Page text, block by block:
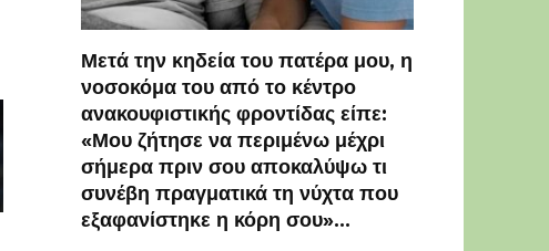
Μετά την κηδεία του πατέρα μου, η
νοσοκόμα του από το κέντρο
ανακουφιστικής φροντίδας είπε:
«Μου ζήτησε να περιμένω μέχρι
σήμερα πριν σου αποκαλύψω τι
συνέβη πραγματικά τη νύχτα που
εξαφανίστηκε η κόρη σου»…